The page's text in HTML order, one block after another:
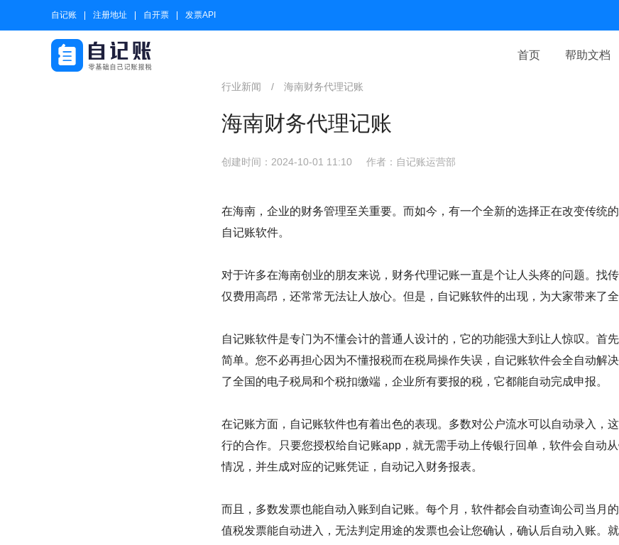
自记账 注册地址 自开票 发票API
首页 帮助文档
行业新闻 / 海南财务代理记账
海南财务代理记账
创建时间：2024-10-01 11:10 作者：自记账运营部
在海南，企业的财务管理至关重要。而如今，有一个全新的选择正在改变传统
自记账软件。
对于许多在海南创业的朋友来说，财务代理记账一直是个让人头疼的问题。找
仅费用高昂，还常常无法让人放心。但是，自记账软件的出现，为大家带来了全
自记账软件是专门为不懂会计的普通人设计的，它的功能强大到让人惊叹。首
简单。您不必再担心因为不懂报税而在税局操作失误，自记账软件会全自动解
了全国的电子税局和个税扣缴端，企业所有要报的税，它都能自动完成申报。
在记账方面，自记账软件也有着出色的表现。多数对公户流水可以自动录入，
行的合作。只要您授权给自记账app，就无需手动上传银行回单，软件会自动
情况，并生成对应的记账凭证，自动记入财务报表。
而且，多数发票也能自动入账到自记账。每个月，软件都会自动查询公司当月
值税发票能自动进入，无法判定用途的发票也会让您确认，确认后自动入账。